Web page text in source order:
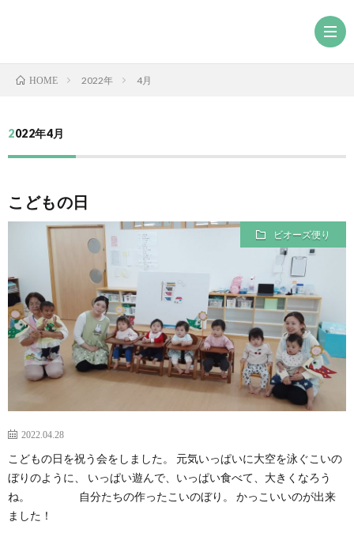
HOME 2022年 4月
2022年4月
こどもの日
ビオーズ便り
2022.04.28
こどもの日を祝う会をしました。 元気いっぱいに大空を泳ぐこいの
ぼりのように、 いっぱい遊んで、いっぱい食べて、大きくなろう
ね。 自分たちの作ったこいのぼり。 かっこいいのが出来
ました！